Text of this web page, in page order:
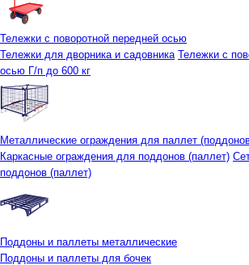
Тележки с поворотной передней осью
Тележки для дворника и садовника Тележки с
осью Г/п до 600 кг
Металлические ограждения для паллет
Каркасные ограждения для поддонов (паллет)
поддонов (паллет)
Поддоны и паллеты металлические
Поддоны и паллеты для бочек